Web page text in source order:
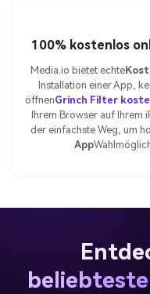
100% kostenlos
Media.io bietet echte
Installation einer App,
öffnenGrinch Filter
Ihrem Browser auf Ihrem
der einfachste Weg, um
App